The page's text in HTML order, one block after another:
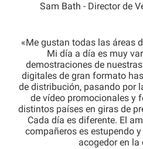
Sam Bath - Director de
«Me gustan todas las áreas
Mi día a día es muy
demostraciones de
digitales de gran formato
de distribución, pasando por
de vídeo promocionales y
distintos países en giras de
Cada día es diferente. El
compañeros es estupendo
acogedor en la